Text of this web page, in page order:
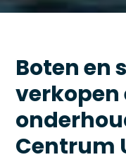
Boten en
verkopen
Centrum